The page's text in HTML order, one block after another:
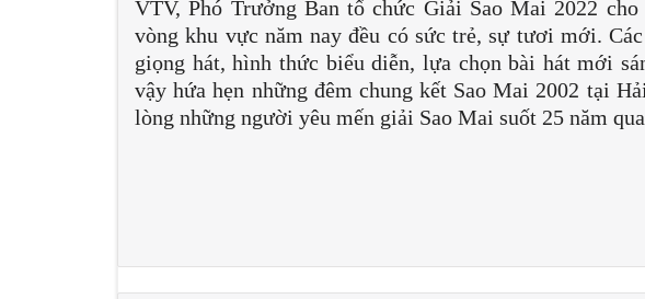
VTV, Phó Trưởng Ban tổ chức Giải Sao Mai 2022
vòng khu vực năm nay đều có sức trẻ, sự tươi mới.
giọng hát, hình thức biểu diễn, lựa chọn bài hát mới
vậy hứa hẹn những đêm chung kết Sao Mai 2002 tại
lòng những người yêu mến giải Sao Mai suốt 25 năm